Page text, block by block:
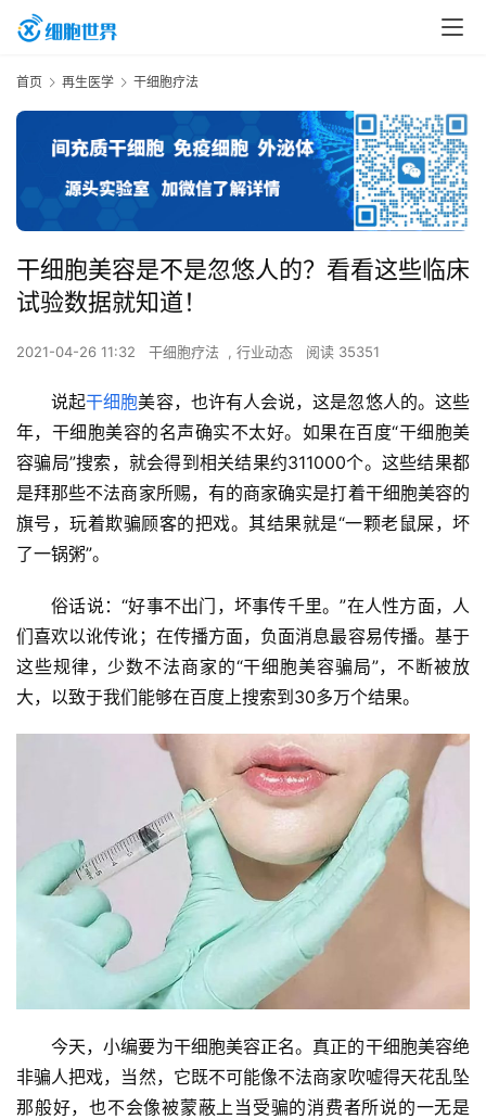
首页 再生医学 干细胞疗法
干细胞美容是不是忽悠人的？看看这些临床
试验数据就知道！
2021-04-26 11:32 干细胞疗法 , 行业动态 阅读 35351
说起干细胞美容，也许有人会说，这是忽悠人的。这些
年，干细胞美容的名声确实不太好。如果在百度“干细胞美
容骗局”搜索，就会得到相关结果约311000个。这些结果都
是拜那些不法商家所赐，有的商家确实是打着干细胞美容的
旗号，玩着欺骗顾客的把戏。其结果就是“一颗老鼠屎，坏
了一锅粥”。
俗话说：“好事不出门，坏事传千里。”在人性方面，人
们喜欢以讹传讹；在传播方面，负面消息最容易传播。基于
这些规律，少数不法商家的“干细胞美容骗局”，不断被放
大，以致于我们能够在百度上搜索到30多万个结果。
今天，小编要为干细胞美容正名。真正的干细胞美容绝
非骗人把戏，当然，它既不可能像不法商家吹嘘得天花乱坠
那般好，也不会像被蒙蔽上当受骗的消费者所说的一无是